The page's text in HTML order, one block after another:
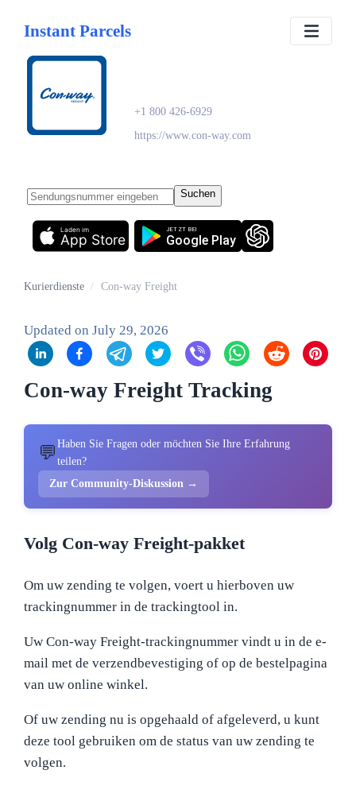
Instant Parcels
+1 800 426-6929
https://www.con-way.com
Suchen
App Store
Laden im
Google Play
JETZT BEI
Kurierdienste / Con-way Freight
Updated on July 29, 2026
Con-way Freight Tracking
💬 Haben Sie Fragen oder möchten Sie Ihre Erfahrung
teilen?
Zur Community-Diskussion →
Volg Con-way Freight-pakket
Om uw zending te volgen, voert u hierboven uw
trackingnummer in de trackingtool in.
Uw Con-way Freight-trackingnummer vindt u in de e-
mail met de verzendbevestiging of op de bestelpagina
van uw online winkel.
Of uw zending nu is opgehaald of afgeleverd, u kunt
deze tool gebruiken om de status van uw zending te
volgen.